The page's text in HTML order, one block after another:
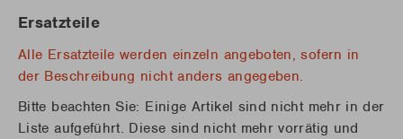
Ersatzteile
Alle Ersatzteile werden einzeln angeboten, sofern in
der Beschreibung nicht anders angegeben.
Bitte beachten Sie: Einige Artikel sind nicht mehr in der
Liste aufgeführt. Diese sind nicht mehr vorrätig und